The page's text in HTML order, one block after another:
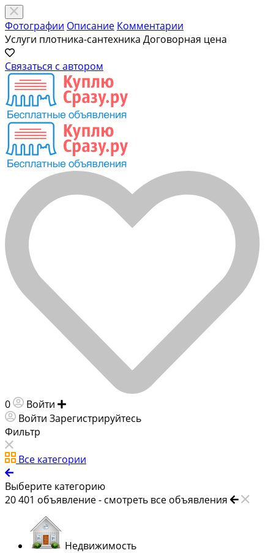
Фотографии Описание Комментарии
Услуги плотника-сантехника Договорная цена
Связаться с автором
0 Войти
Войти Зарегистрируйтесь
Фильтр
Все категории
Выберите категорию
20 401 объявление - смотреть все объявления
Недвижимость